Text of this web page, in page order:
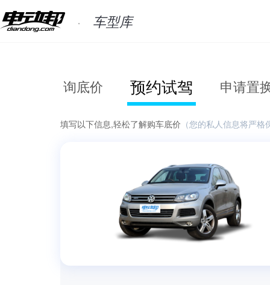
车型库
询底价 预约试驾 申请置
填写以下信息,轻松了解购车底价 （您的私人信息将严